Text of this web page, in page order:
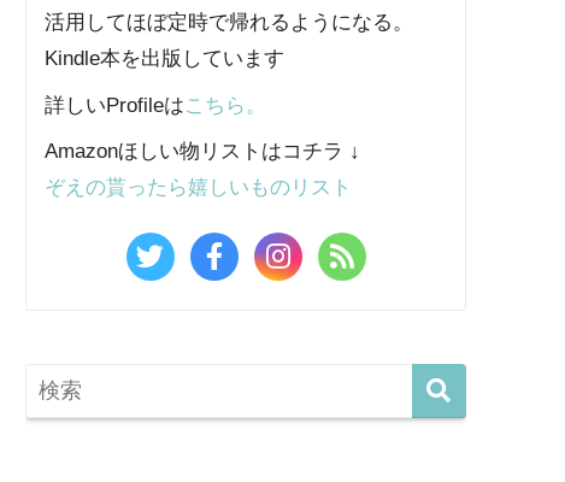
活用してほぼ定時で帰れるようになる。
Kindle本を出版しています
詳しいProfileはこちら。
Amazonほしい物リストはコチラ ↓
ぞえの貰ったら嬉しいものリスト